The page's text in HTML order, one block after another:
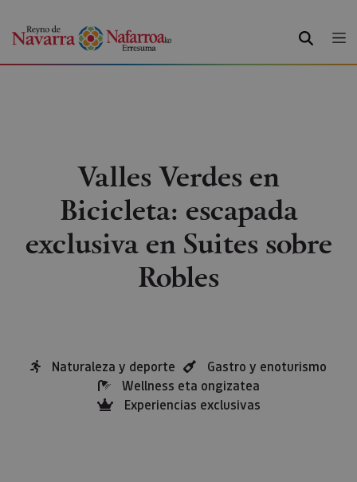
BILATU
Valles Verdes en
Bicicleta: escapada
exclusiva en Suites sobre
Robles
Naturaleza y deporte
Gastro y enoturismo
Wellness eta ongizatea
Experiencias exclusivas